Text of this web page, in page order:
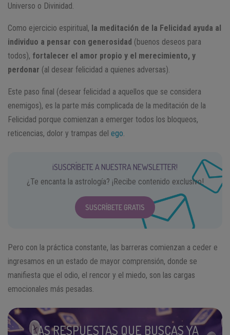
Universo o Divinidad.
Como ejercicio espiritual, la meditación de la Felicidad ayuda al
individuo a pensar con generosidad (buenos deseos para
todos), fortalecer el amor propio y el merecimiento, y
perdonar (al desear felicidad a quienes adversas).
Este paso final (desear felicidad a aquellos que se considera
enemigos), es la parte más complicada de la meditación de la
Felicidad porque comienzan a emerger todos los bloqueos,
reticencias, dolor y trampas del ego
¡SUSCRÍBETE A NUESTRA NEWSLETTER!
¿Te encanta la astrología? ¡Recibe contenido exclusivo!
SUSCRÍBETE GRATIS
Pero con la práctica constante, las barreras comienzan a ceder e
ingresamos en un estado de mayor comprensión, donde se
manifiesta que el odio, el rencor y el miedo, son las cargas
emocionales más pesadas.
LAS RESPUESTAS QUE BUSCAS YA